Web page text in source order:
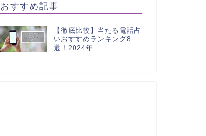
おすすめ記事
【徹底比較】当たる電話占
いおすすめランキング8
選！2024年